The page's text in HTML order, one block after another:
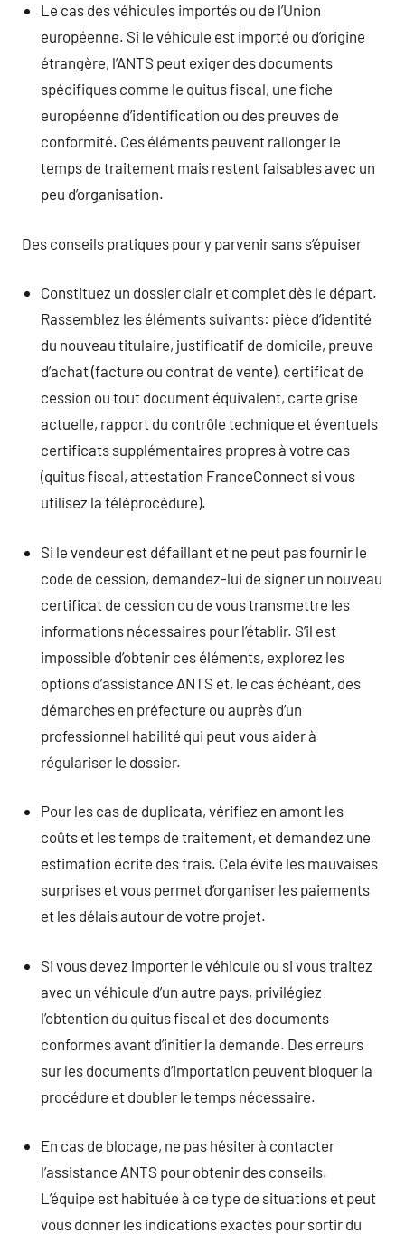
Le cas des véhicules importés ou de l’Union
européenne. Si le véhicule est importé ou d’origine
étrangère, l’ANTS peut exiger des documents
spécifiques comme le quitus fiscal, une fiche
européenne d’identification ou des preuves de
conformité. Ces éléments peuvent rallonger le
temps de traitement mais restent faisables avec un
peu d’organisation.
Des conseils pratiques pour y parvenir sans s’épuiser
Constituez un dossier clair et complet dès le départ.
Rassemblez les éléments suivants: pièce d’identité
du nouveau titulaire, justificatif de domicile, preuve
d’achat (facture ou contrat de vente), certificat de
cession ou tout document équivalent, carte grise
actuelle, rapport du contrôle technique et éventuels
certificats supplémentaires propres à votre cas
(quitus fiscal, attestation FranceConnect si vous
utilisez la téléprocédure).
Si le vendeur est défaillant et ne peut pas fournir le
code de cession, demandez-lui de signer un nouveau
certificat de cession ou de vous transmettre les
informations nécessaires pour l’établir. S’il est
impossible d’obtenir ces éléments, explorez les
options d’assistance ANTS et, le cas échéant, des
démarches en préfecture ou auprès d’un
professionnel habilité qui peut vous aider à
régulariser le dossier.
Pour les cas de duplicata, vérifiez en amont les
coûts et les temps de traitement, et demandez une
estimation écrite des frais. Cela évite les mauvaises
surprises et vous permet d’organiser les paiements
et les délais autour de votre projet.
Si vous devez importer le véhicule ou si vous traitez
avec un véhicule d’un autre pays, privilégiez
l’obtention du quitus fiscal et des documents
conformes avant d’initier la demande. Des erreurs
sur les documents d’importation peuvent bloquer la
procédure et doubler le temps nécessaire.
En cas de blocage, ne pas hésiter à contacter
l’assistance ANTS pour obtenir des conseils.
L’équipe est habituée à ce type de situations et peut
vous donner les indications exactes pour sortir du